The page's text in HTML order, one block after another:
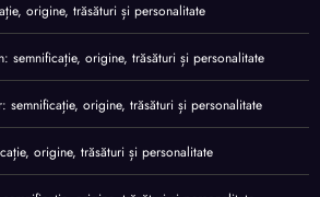
origine, trăsături și personalitate
semnificație, origine, trăsături și personalitate
semnificație, origine, trăsături și personalitate
origine, trăsături și personalitate